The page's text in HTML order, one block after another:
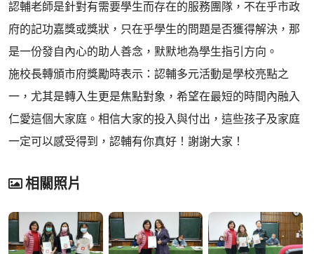
認輔老師是針對有需要學生而存在的服務團隊，不在乎市政
府的記功嘉獎或獎狀，只在乎學生的問題是否獲得解決，那
是一份發自內心的助人善念，默默地為學生指引方向。
施校長轉頒市府獎勵時表示：認輔多元活動是學校亮點之
一，尤其是轉入生更是焦點對象，希望在最短的時間內融入
仁愛這個大家庭。相信大家的投入與付出，這些孩子及家庭
一定可以感受得到，認輔有你真好！謝謝大家！
相關照片